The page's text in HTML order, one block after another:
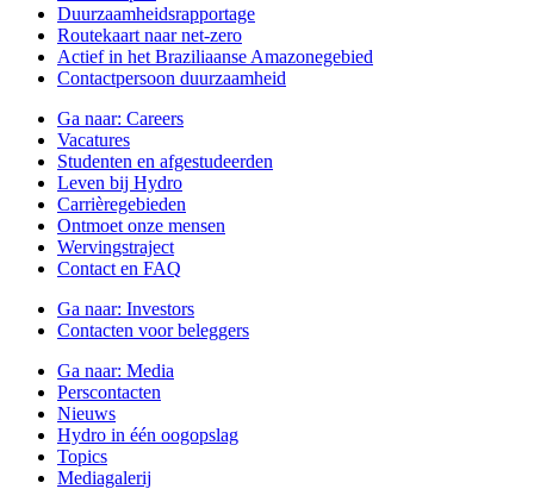
Duurzaamheidsrapportage
Routekaart naar net-zero
Actief in het Braziliaanse Amazonegebied
Contactpersoon duurzaamheid
Ga naar: Careers
Vacatures
Studenten en afgestudeerden
Leven bij Hydro
Carrièregebieden
Ontmoet onze mensen
Wervingstraject
Contact en FAQ
Ga naar: Investors
Contacten voor beleggers
Ga naar: Media
Perscontacten
Nieuws
Hydro in één oogopslag
Topics
Mediagalerij